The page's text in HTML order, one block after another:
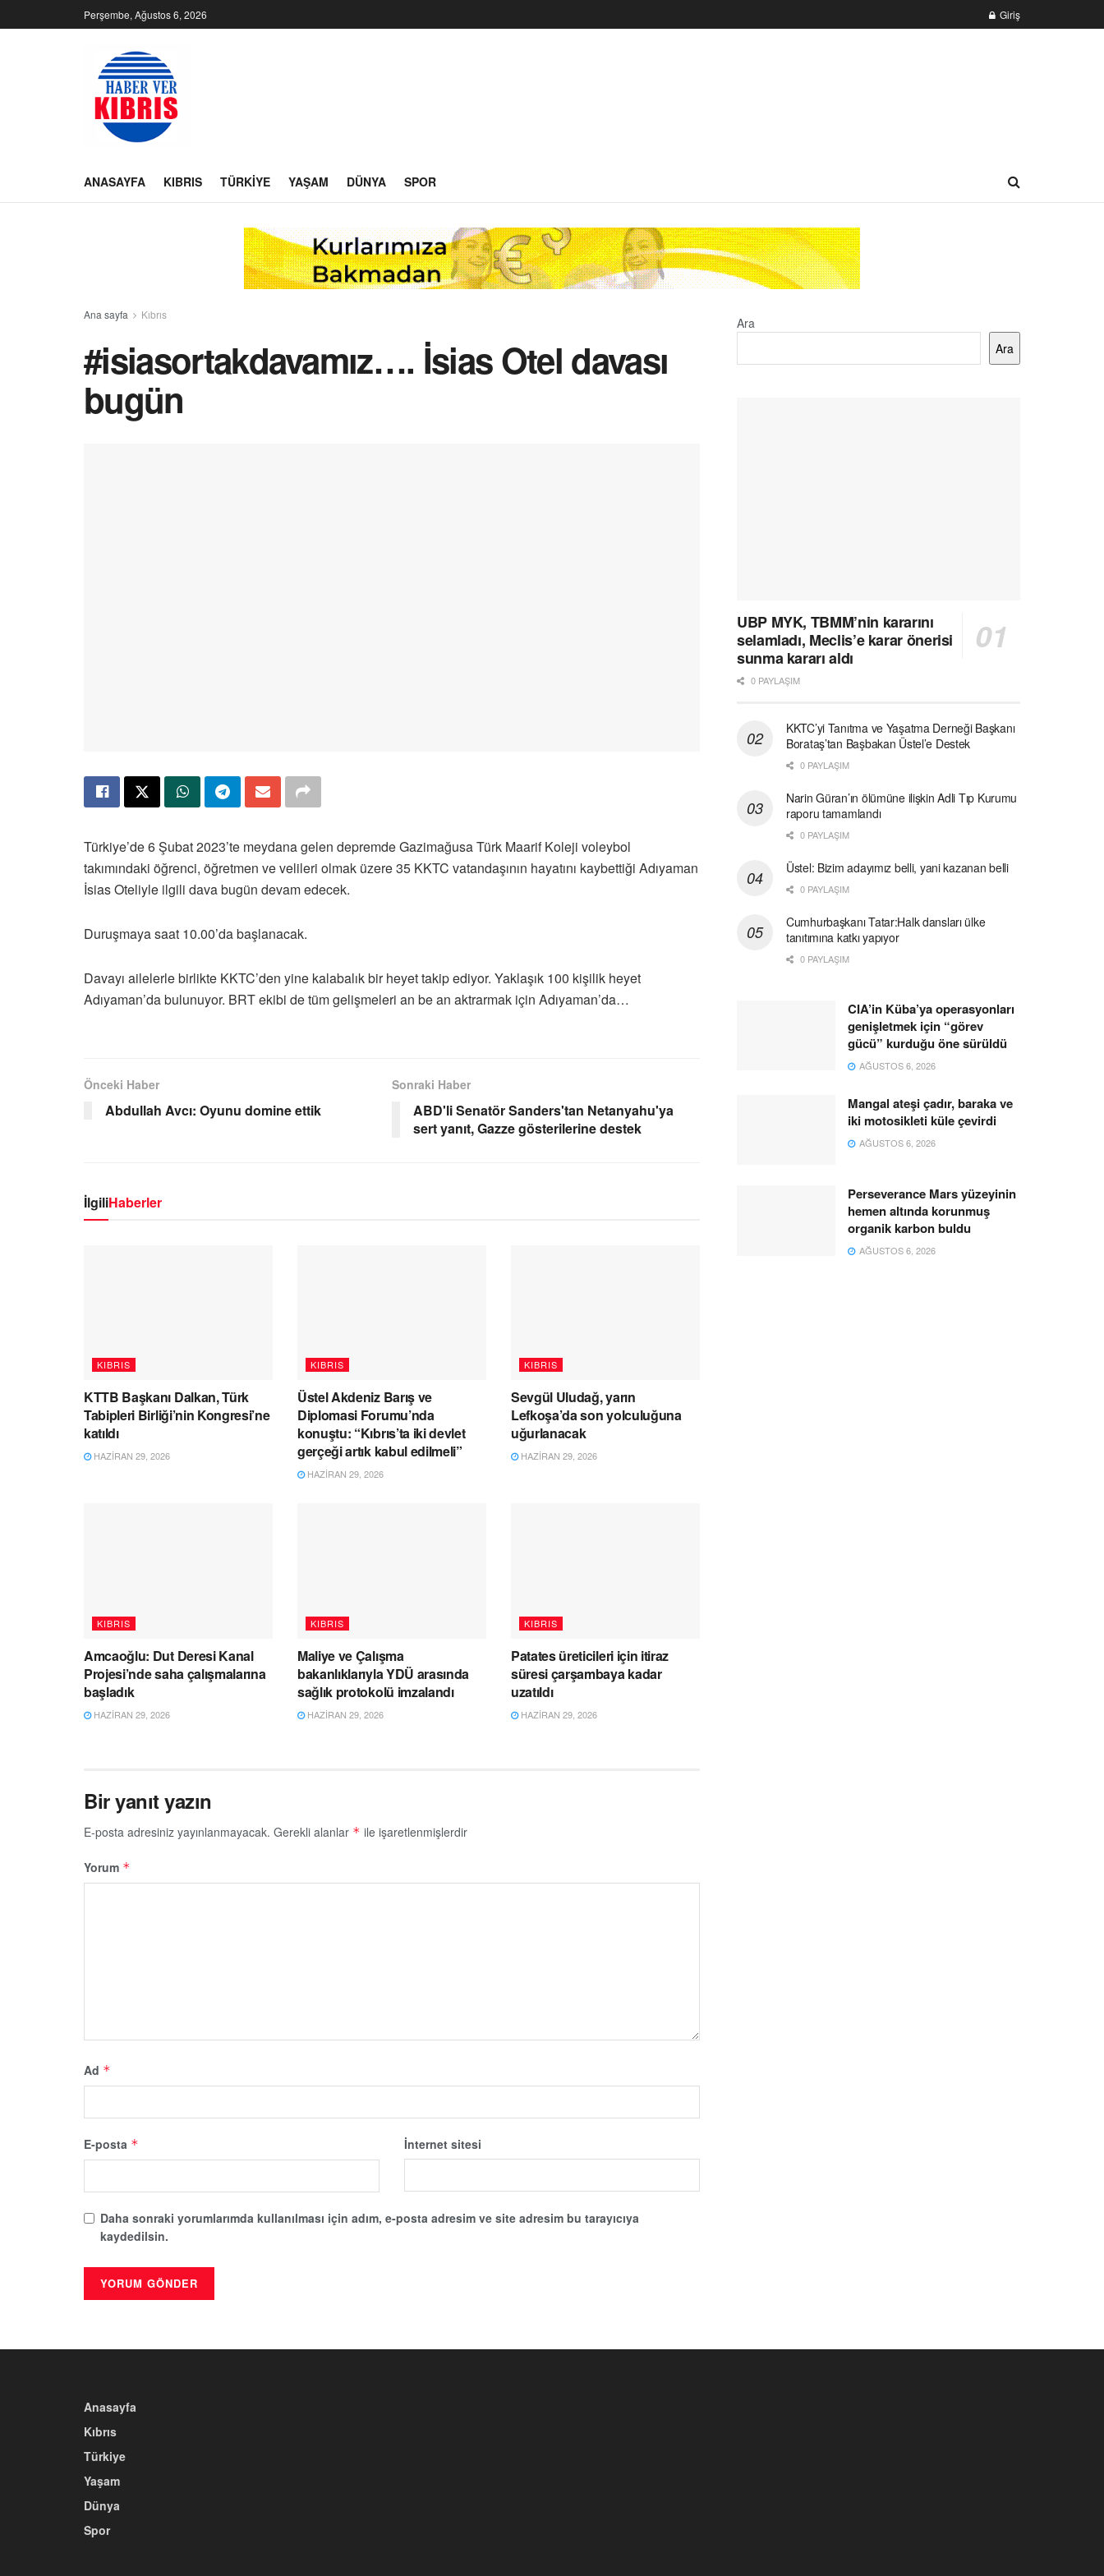
Perşembe, Ağustos 6, 2026 Giriş
ANASAYFA KIBRIS TÜRKIYE YAŞAM DÜNYA SPOR
Ana sayfa Kıbrıs
#isiasortakdavamız…. İsias Otel davası
bugün
Türkiye’de 6 Şubat 2023’te meydana gelen depremde Gazimağusa Türk Maarif Koleji voleybol
takımındaki öğrenci, öğretmen ve velileri olmak üzere 35 KKTC vatandaşının hayatını kaybettiği Adıyaman
İsias Oteliyle ilgili dava bugün devam edecek.
Duruşmaya saat 10.00’da başlanacak.
Davayı ailelerle birlikte KKTC’den yine kalabalık bir heyet takip ediyor. Yaklaşık 100 kişilik heyet
Adıyaman’da bulunuyor. BRT ekibi de tüm gelişmeleri an be an aktrarmak için Adıyaman’da…
Önceki Haber
Abdullah Avcı: Oyunu domine ettik
Sonraki Haber
ABD'li Senatör Sanders'tan Netanyahu'ya
sert yanıt, Gazze gösterilerine destek
İlgiliHaberler
KIBRIS
KTTB Başkanı Dalkan, Türk
Tabipleri Birliği’nin Kongresi’ne
katıldı
HAZIRAN 29, 2026
KIBRIS
Üstel Akdeniz Barış ve
Diplomasi Forumu’nda
konuştu: “Kıbrıs’ta iki devlet
gerçeği artık kabul edilmeli”
HAZIRAN 29, 2026
KIBRIS
Sevgül Uludağ, yarın
Lefkoşa’da son yolculuğuna
uğurlanacak
HAZIRAN 29, 2026
KIBRIS
Amcaoğlu: Dut Deresi Kanal
Projesi’nde saha çalışmalarına
başladık
HAZIRAN 29, 2026
KIBRIS
Maliye ve Çalışma
bakanlıklarıyla YDÜ arasında
sağlık protokolü imzalandı
HAZIRAN 29, 2026
KIBRIS
Patates üreticileri için itiraz
süresi çarşambaya kadar
uzatıldı
HAZIRAN 29, 2026
Bir yanıt yazın
E-posta adresiniz yayınlanmayacak. Gerekli alanlar * ile işaretlenmişlerdir
Yorum *
Ad *
E-posta * İnternet sitesi
Daha sonraki yorumlarımda kullanılması için adım, e-posta adresim ve site adresim bu tarayıcıya
kaydedilsin.
Ara
Ara
UBP MYK, TBMM’nin kararını
selamladı, Meclis’e karar önerisi
sunma kararı aldı
0 PAYLAŞIM
KKTC’yi Tanıtma ve Yaşatma Derneği Başkanı
Borataş’tan Başbakan Üstel’e Destek
0 PAYLAŞIM
Narin Güran’ın ölümüne ilişkin Adli Tıp Kurumu
raporu tamamlandı
0 PAYLAŞIM
Üstel: Bizim adayımız belli, yani kazanan belli
0 PAYLAŞIM
Cumhurbaşkanı Tatar:Halk dansları ülke
tanıtımına katkı yapıyor
0 PAYLAŞIM
CIA’in Küba’ya operasyonları
genişletmek için “görev
gücü” kurduğu öne sürüldü
AĞUSTOS 6, 2026
Mangal ateşi çadır, baraka ve
iki motosikleti küle çevirdi
AĞUSTOS 6, 2026
Perseverance Mars yüzeyinin
hemen altında korunmuş
organik karbon buldu
AĞUSTOS 6, 2026
Anasayfa
Kıbrıs
Türkiye
Yaşam
Dünya
Spor